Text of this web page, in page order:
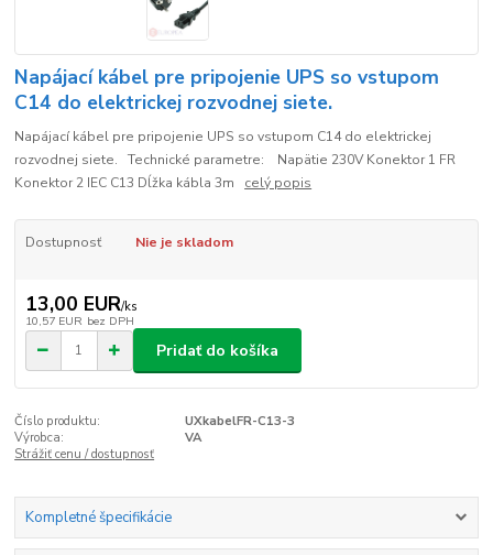
Napájací kábel pre pripojenie UPS so vstupom
C14 do elektrickej rozvodnej siete.
Napájací kábel pre pripojenie UPS so vstupom C14 do elektrickej
rozvodnej siete. Technické parametre: Napätie 230V Konektor 1 FR
Konektor 2 IEC C13 Dĺžka kábla 3m celý popis
Dostupnosť Nie je skladom
13,00 EUR/ks
10,57 EUR bez DPH
Pridať do košíka
Číslo produktu:
UXkabelFR-C13-3
Výrobca:
VA
Strážiť cenu / dostupnosť
Kompletné špecifikácie